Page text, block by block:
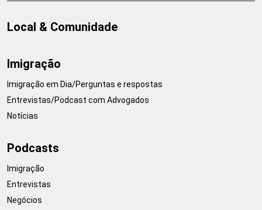
Local & Comunidade
Imigração
Imigração em Dia/Perguntas e respostas
Entrevistas/Podcast com Advogados
Notícias
Podcasts
Imigração
Entrevistas
Negócios